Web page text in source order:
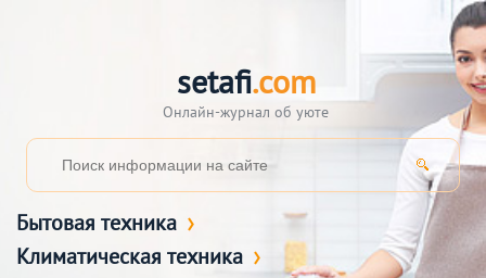
setafi.com
Онлайн-журнал об уюте
Бытовая техника
Климатическая техника